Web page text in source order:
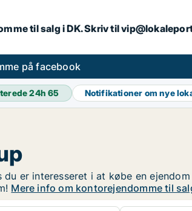
til salg i DK. Skriv til
på facebook
24h65 Notifikationer om nye
er interesseret i at købe en
Mere info om kontorejendomme til